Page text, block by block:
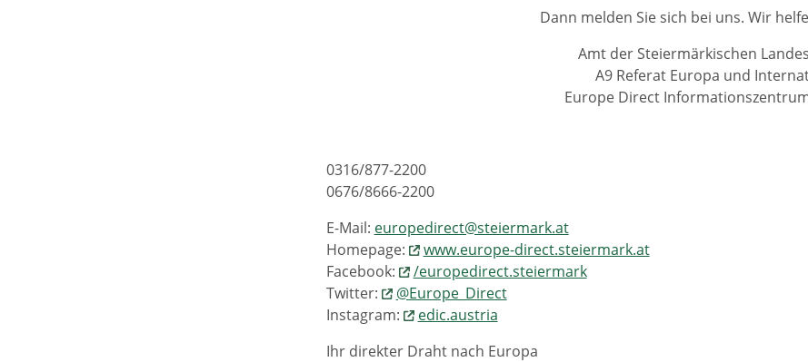
Dann melden Sie sich bei uns. Wir
Amt der Steiermärkischen
A9 Referat Europa und
Europe Direct
0316/877-2200
0676/8666-2200
E-Mail: europedirect@steiermark.at
Homepage:
www.europe-direct.steiermark.at
Facebook:
/europedirect.steiermark
Twitter:
@Europe_Direct
Instagram:
edic.austria
Ihr direkter Draht nach Europa